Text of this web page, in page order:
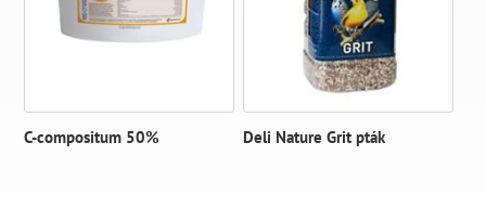
C-compositum 50% Deli Nature Grit pták